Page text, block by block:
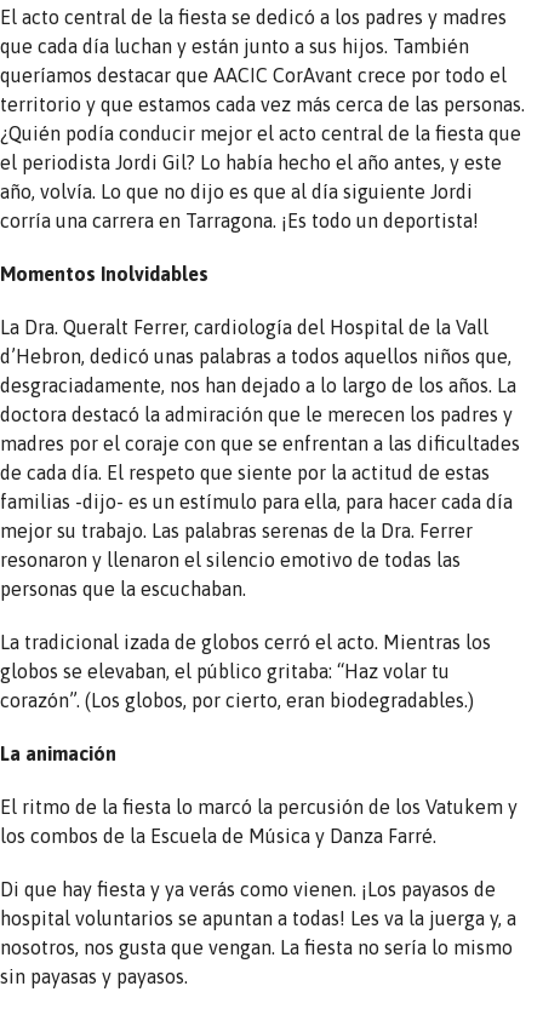
El acto central de la fiesta se dedicó a los padres y madres
que cada día luchan y están junto a sus hijos. También
queríamos destacar que AACIC CorAvant crece por todo el
territorio y que estamos cada vez más cerca de las personas.
¿Quién podía conducir mejor el acto central de la fiesta que
el periodista Jordi Gil? Lo había hecho el año antes, y este
año, volvía. Lo que no dijo es que al día siguiente Jordi
corría una carrera en Tarragona. ¡Es todo un deportista!
Momentos Inolvidables
La Dra. Queralt Ferrer, cardiología del Hospital de la Vall
d’Hebron, dedicó unas palabras a todos aquellos niños que,
desgraciadamente, nos han dejado a lo largo de los años. La
doctora destacó la admiración que le merecen los padres y
madres por el coraje con que se enfrentan a las dificultades
de cada día. El respeto que siente por la actitud de estas
familias -dijo- es un estímulo para ella, para hacer cada día
mejor su trabajo. Las palabras serenas de la Dra. Ferrer
resonaron y llenaron el silencio emotivo de todas las
personas que la escuchaban.
La tradicional izada de globos cerró el acto. Mientras los
globos se elevaban, el público gritaba: “Haz volar tu
corazón”. (Los globos, por cierto, eran biodegradables.)
La animación
El ritmo de la fiesta lo marcó la percusión de los Vatukem y
los combos de la Escuela de Música y Danza Farré.
Di que hay fiesta y ya verás como vienen. ¡Los payasos de
hospital voluntarios se apuntan a todas! Les va la juerga y, a
nosotros, nos gusta que vengan. La fiesta no sería lo mismo
sin payasas y payasos.